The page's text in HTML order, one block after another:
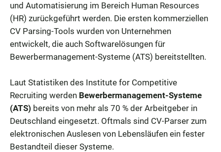
und Automatisierung im Bereich Human Resources
(HR) zurückgeführt werden. Die ersten kommerziellen
CV Parsing-Tools wurden von Unternehmen
entwickelt, die auch Softwarelösungen für
Bewerbermanagement-Systeme (ATS) bereitstellten.
Laut Statistiken des Institute for Competitive
Recruiting werden Bewerbermanagement-Systeme
(ATS) bereits von mehr als 70 % der Arbeitgeber in
Deutschland eingesetzt. Oftmals sind CV-Parser zum
elektronischen Auslesen von Lebensläufen ein fester
Bestandteil dieser Systeme.